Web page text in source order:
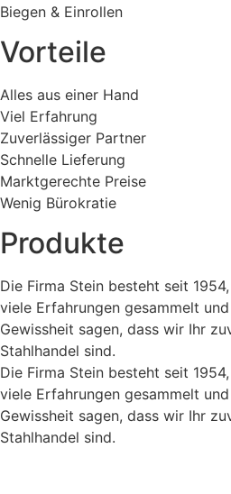
Biegen & Einrollen
Vorteile
Alles aus einer Hand
Viel Erfahrung
Zuverlässiger Partner
Schnelle Lieferung
Marktgerechte Preise
Wenig Bürokratie
Produkte
Die Firma Stein besteht seit
viele Erfahrungen gesammelt
Gewissheit sagen, dass wir Ihr
Stahlhandel sind.
Die Firma Stein besteht seit
viele Erfahrungen gesammelt
Gewissheit sagen, dass wir Ihr
Stahlhandel sind.